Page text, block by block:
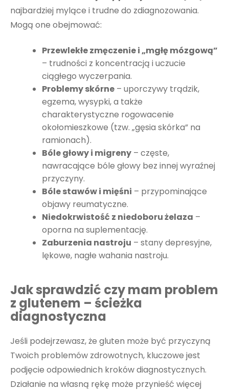
najbardziej mylące i trudne do zdiagnozowania.
Mogą one obejmować:
Przewlekłe zmęczenie i „mgłę mózgową”
– trudności z koncentracją i uczucie
ciągłego wyczerpania.
Problemy skórne – uporczywy trądzik,
egzema, wysypki, a także
charakterystyczne rogowacenie
okołomieszkowe (tzw. „gęsia skórka” na
ramionach).
Bóle głowy i migreny – częste,
nawracające bóle głowy bez innej wyraźnej
przyczyny.
Bóle stawów i mięśni – przypominające
objawy reumatyczne.
Niedokrwistość z niedoboru żelaza –
oporna na suplementację.
Zaburzenia nastroju – stany depresyjne,
lękowe, nagłe wahania nastroju.
Jak sprawdzić czy mam problem
z glutenem – ścieżka
diagnostyczna
Jeśli podejrzewasz, że gluten może być przyczyną
Twoich problemów zdrowotnych, kluczowe jest
podjęcie odpowiednich kroków diagnostycznych.
Działanie na własną rękę może przynieść więcej